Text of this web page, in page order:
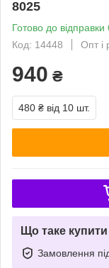
8025
Готово до відправки
Код: 14448
Опт і
940 ₴
480 ₴ від 10 шт.
Що таке
Замовлення